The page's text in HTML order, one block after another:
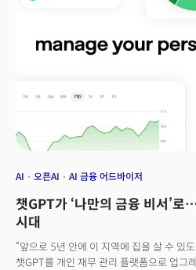
AI 오픈AI AI 금융 어드바이저
챗GPT가 ‘나만의 금융 비서’로
시대
“앞으로 5년 안에 이 지역에 집을 살 수 있
챗GPT를 개인 재무 관리 플랫폼으로 업그